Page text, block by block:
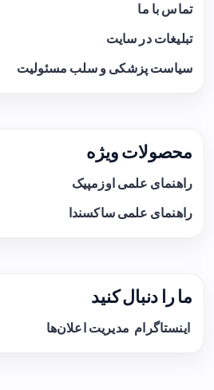
تماس با ما
تبلیغات در سایت
سیاست پزشکی و سلب مسئولیت
محصولات ویژه
راهنمای علمی اوزمپیک
راهنمای علمی ساکسندا
ما را دنبال کنید
اینستاگرام مدیریت اعلان‌ها